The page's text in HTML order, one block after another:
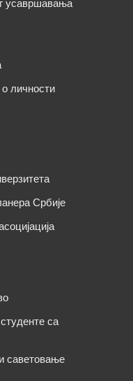
усавршавања
личности
Србије
са
саветовање